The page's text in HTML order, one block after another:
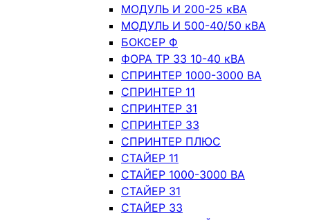
МОДУЛЬ И 200-25 кВА
МОДУЛЬ И 500-40/50 кВА
БОКСЕР Ф
ФОРА ТР 33 10-40 кВА
СПРИНТЕР 1000-3000 ВА
СПРИНТЕР 11
СПРИНТЕР 31
СПРИНТЕР 33
СПРИНТЕР ПЛЮС
СТАЙЕР 11
СТАЙЕР 1000-3000 ВА
СТАЙЕР 31
СТАЙЕР 33